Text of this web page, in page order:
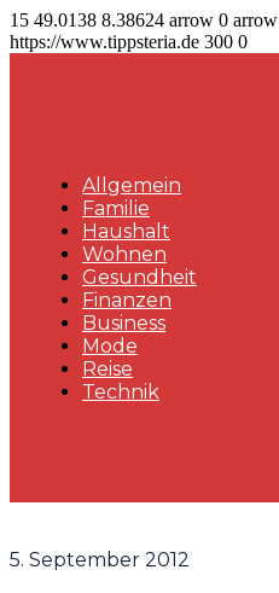
15 49.0138 8.38624 arrow 0 arrow
https://www.tippsteria.de 300 0
Allgemein
Familie
Haushalt
Wohnen
Gesundheit
Finanzen
Business
Mode
Reise
Technik
5. September 2012